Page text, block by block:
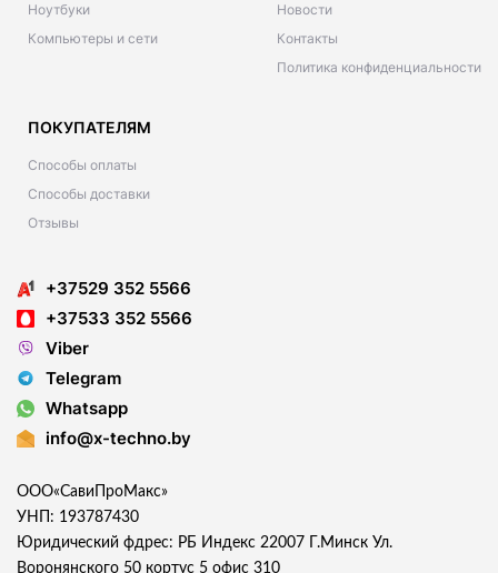
Ноутбуки
Компьютеры и сети
Новости
Контакты
Политика конфиденциальности
ПОКУПАТЕЛЯМ
Способы оплаты
Способы доставки
Отзывы
+37529 352 5566
+37533 352 5566
Viber
Telegram
Whatsapp
info@x-techno.by
ООО«СавиПроМакс»
УНП: 193787430
Юридический фдрес: РБ Индекс 22007 Г.Минск Ул.
Воронянского 50 кортус 5 офис 310